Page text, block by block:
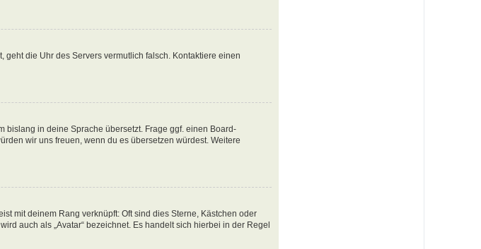
die Uhr des Servers vermutlich falsch. Kontaktiere einen
bislang in deine Sprache übersetzt. Frage ggf. einen Board-
wir uns freuen, wenn du es übersetzen würdest. Weitere
mit deinem Rang verknüpft: Oft sind dies Sterne, Kästchen oder
auch als „Avatar“ bezeichnet. Es handelt sich hierbei in der Regel